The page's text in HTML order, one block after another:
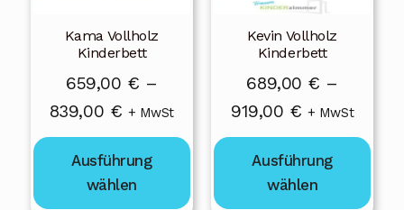
Kama Vollholz
Kinderbett
659,00 € –
839,00 €Preisspanne:
659,00 €
bis
839,00 €
+ MwSt
Ausführung
wählen
Optionen
können
der
Produktseite
gewählt
Kevin Vollholz
Kinderbett
689,00 € –
919,00 €Preisspanne:
689,00 €
bis
919,00 €
+ MwSt
Ausführung
wählen
Optionen
können
der
Produktseite
gewählt